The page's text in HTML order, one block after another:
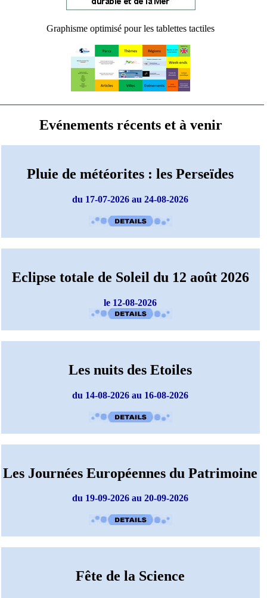
Graphisme optimisé pour les tablettes tactiles
Evénements récents et à venir
Pluie de météorites : les Perseïdes
du 17-07-2026 au 24-08-2026
Eclipse totale de Soleil du 12 août 2026
le 12-08-2026
Les nuits des Etoiles
du 14-08-2026 au 16-08-2026
Les Journées Européennes du Patrimoine
du 19-09-2026 au 20-09-2026
Fête de la Science